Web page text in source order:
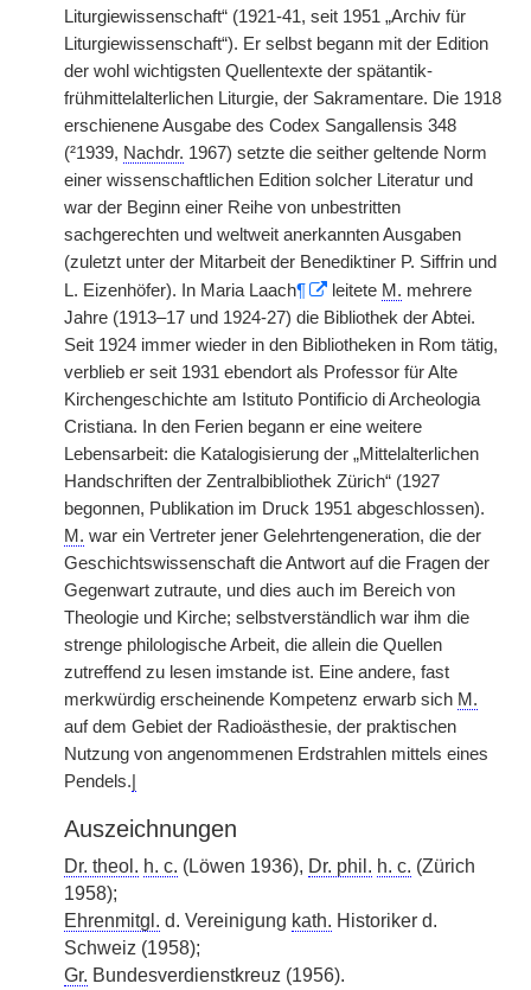
Liturgiewissenschaft“ (1921-41, seit 1951 „Archiv für
Liturgiewissenschaft“). Er selbst begann mit der Edition
der wohl wichtigsten Quellentexte der spätantik-
frühmittelalterlichen Liturgie, der Sakramentare. Die 1918
erschienene Ausgabe des Codex Sangallensis 348
(²1939, Nachdr. 1967) setzte die seither geltende Norm
einer wissenschaftlichen Edition solcher Literatur und
war der Beginn einer Reihe von unbestritten
sachgerechten und weltweit anerkannten Ausgaben
(zuletzt unter der Mitarbeit der Benediktiner P. Siffrin und
L. Eizenhöfer). In Maria Laach¶ leitete M. mehrere
Jahre (1913–17 und 1924-27) die Bibliothek der Abtei.
Seit 1924 immer wieder in den Bibliotheken in Rom tätig,
verblieb er seit 1931 ebendort als Professor für Alte
Kirchengeschichte am Istituto Pontificio di Archeologia
Cristiana. In den Ferien begann er eine weitere
Lebensarbeit: die Katalogisierung der „Mittelalterlichen
Handschriften der Zentralbibliothek Zürich“ (1927
begonnen, Publikation im Druck 1951 abgeschlossen).
M. war ein Vertreter jener Gelehrtengeneration, die der
Geschichtswissenschaft die Antwort auf die Fragen der
Gegenwart zutraute, und dies auch im Bereich von
Theologie und Kirche; selbstverständlich war ihm die
strenge philologische Arbeit, die allein die Quellen
zutreffend zu lesen imstande ist. Eine andere, fast
merkwürdig erscheinende Kompetenz erwarb sich M.
auf dem Gebiet der Radioästhesie, der praktischen
Nutzung von angenommenen Erdstrahlen mittels eines
Pendels.
Auszeichnungen
Dr. theol. h. c. (Löwen 1936), Dr. phil. h. c. (Zürich
1958);
Ehrenmitgl. d. Vereinigung kath. Historiker d.
Schweiz (1958);
Gr. Bundesverdienstkreuz (1956).